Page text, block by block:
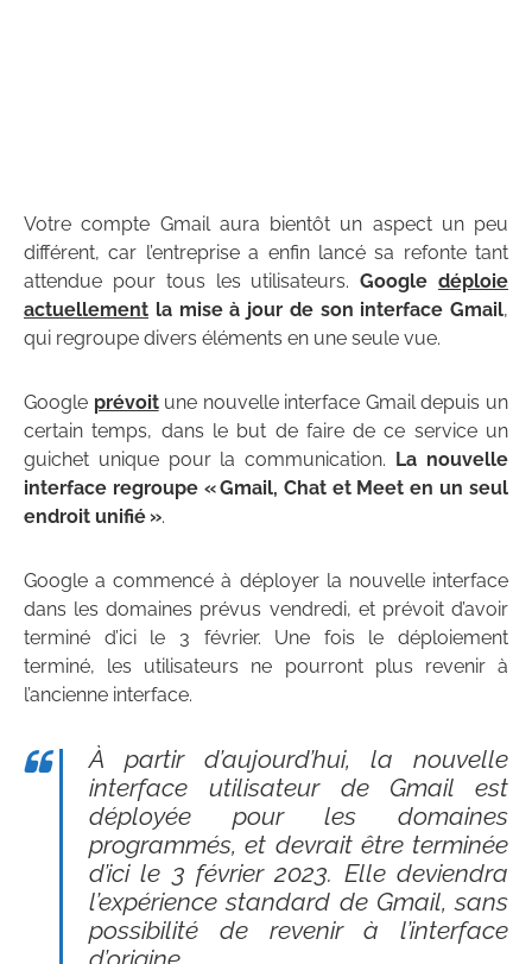
Votre compte Gmail aura bientôt un aspect un peu
différent, car l’entreprise a enfin lancé sa refonte tant
attendue pour tous les utilisateurs.Googledéploie
actuellement la mise à jour de son interface Gmail,
qui regroupe divers éléments en une seule vue.
Google prévoitune nouvelle interface Gmail depuis un
certain temps, dans le but de faire de ce service un
guichet unique pour la communication. La nouvelle
interface regroupe « Gmail, Chat et Meet en un seul
endroit unifié ».
Google a commencé à déployer la nouvelle interface
dans les domaines prévus vendredi, et prévoit d’avoir
terminé d’ici le 3 février. Une fois le déploiement
terminé, les utilisateurs ne pourront plus revenir à
l’ancienne interface.
À partir d’aujourd’hui, la nouvelle
interface utilisateur de Gmail est
déployée pour les domaines
programmés, et devrait être terminée
d’ici le 3 février 2023. Elle deviendra
l’expérience standard de Gmail, sans
possibilité de revenir à l’interface